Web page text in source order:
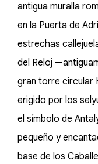
antigua muralla
en la Puerta de
estrechas
del Reloj
gran torre circular
erigido por los
el símbolo de
pequeño y
base de los